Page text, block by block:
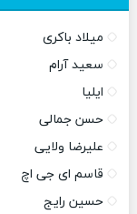
میلاد باکری
سعید آرام
ایلیا
حسن جمالی
علیرضا ولایی
قاسم ای جی اچ
حسین رایج